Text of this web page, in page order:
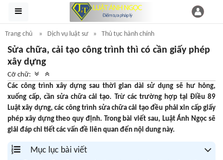
Trang chủ Dịch vụ luật sư Thủ tục hành chính
Sửa chữa, cải tạo công trình thì có cần giấy phép
xây dựng
Cỡ chữ:
Các công trình xây dựng sau thời gian dài sử dụng sẽ hư hỏng,
xuống cấp, cần sửa chữa cải tạo. Trừ các trường hợp tại Điều 89
Luật xây dựng, các công trình sửa chữa cải tạo đều phải xin cấp giấy
phép xây dựng theo quy định. Trong bài viết sau, Luật Ánh Ngọc sẽ
giải đáp chi tiết các vấn đề liên quan đến nội dung này.
Mục lục bài viết